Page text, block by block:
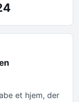
et hjem, der